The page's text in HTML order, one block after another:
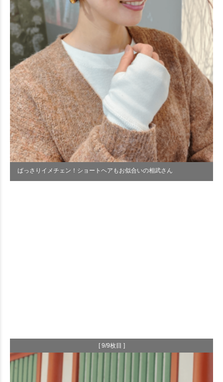
ばっさりイメチェン！ショートヘアもお似合いの相武さん
[ 9/9枚目 ]